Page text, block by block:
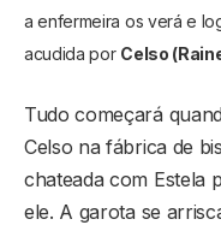
a enfermeira os verá e
acudida por Celso
Tudo começará
Celso na fábrica de
chateada com Estela
ele. A garota se